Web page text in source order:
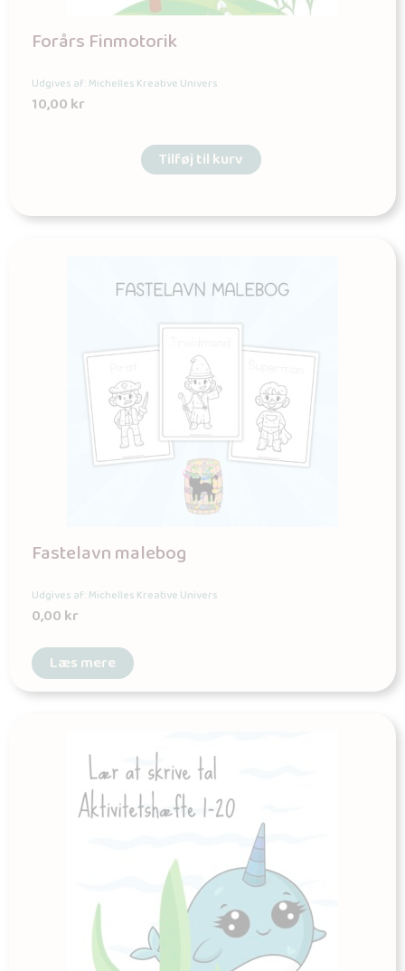
Forårs Finmotorik
Udgives af: Michelles Kreative Univers
10,00kr
Tilføj til kurv
Fastelavn malebog
Udgives af: Michelles Kreative Univers
0,00kr
Læs mere